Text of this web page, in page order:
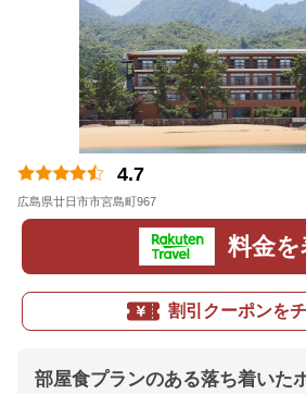
4.7
広島県廿日市市宮島町967
料金を
割引クーポンを
部屋食プランのある落ち着いた